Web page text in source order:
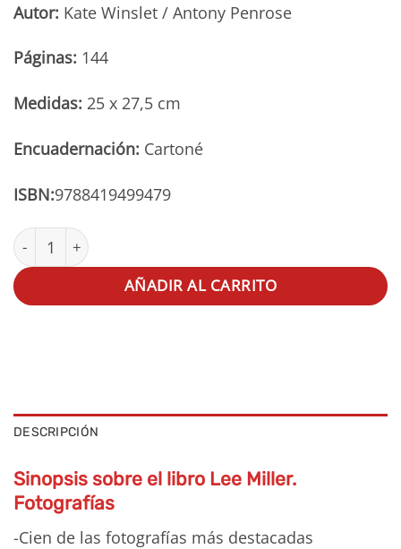
Autor: Kate Winslet / Antony Penrose
Páginas: 144
Medidas: 25 x 27,5 cm
Encuadernación: Cartoné
ISBN:9788419499479
Lee Miller. Fotografías cantidad
AÑADIR AL CARRITO
DESCRIPCIÓN
Sinopsis sobre el libro Lee Miller.
Fotografías
-Cien de las fotografías más destacadas